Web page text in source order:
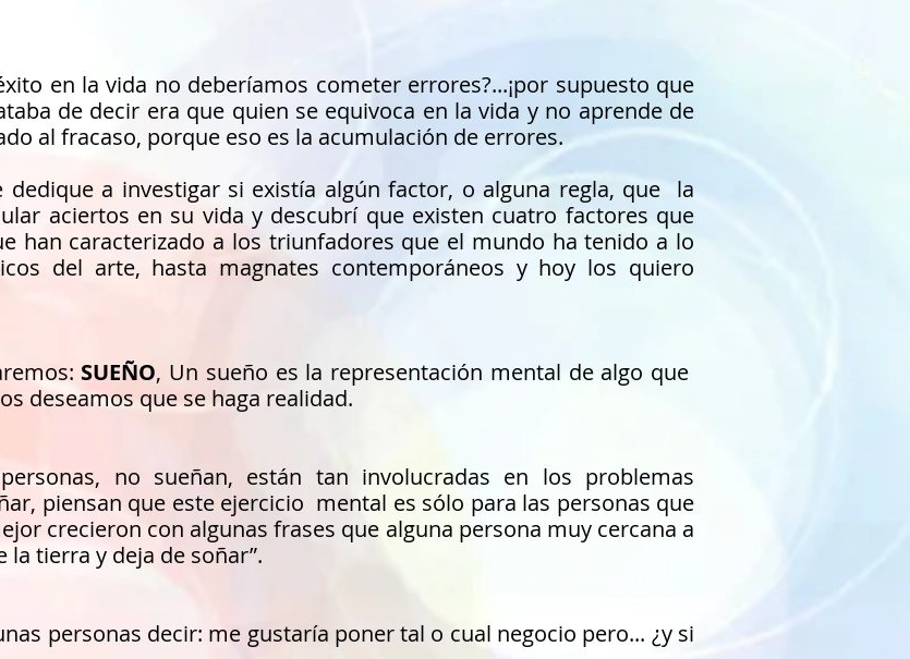
en la vida no deberíamos cometer errores?...¡por supuesto que
de decir era que quien se equivoca en la vida y no aprende de
al fracaso, porque eso es la acumulación de errores.
dedique a investigar si existía algún factor, o alguna regla, que la
aciertos en su vida y descubrí que existen cuatro factores que
han caracterizado a los triunfadores que el mundo ha tenido a lo
del arte, hasta magnates contemporáneos y hoy los quiero
SUEÑO, Un sueño es la representación mental de algo que
deseamos que se haga realidad.
no sueñan, están tan involucradas en los problemas
piensan que este ejercicio mental es sólo para las personas que
crecieron con algunas frases que alguna persona muy cercana a
la tierra y deja de soñar”.
personas decir: me gustaría poner tal o cual negocio pero... ¿y si